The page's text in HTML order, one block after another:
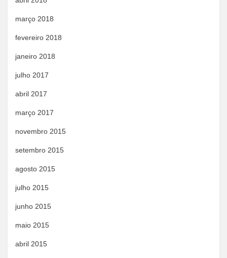
março 2018
fevereiro 2018
janeiro 2018
julho 2017
abril 2017
março 2017
novembro 2015
setembro 2015
agosto 2015
julho 2015
junho 2015
maio 2015
abril 2015